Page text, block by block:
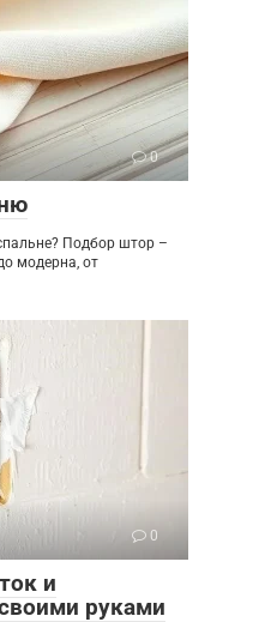
0
Подбор штор –
модерна, от
0
и
руками